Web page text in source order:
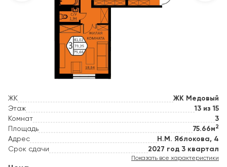
ЖК
ЖК Медовый
Этаж
13 из 15
Комнат
3
Площадь
75.66м 2
Адрес
Н.М. Яблокова, 4
Срок сдачи
2027 год 3 квартал
Показать все характеристики